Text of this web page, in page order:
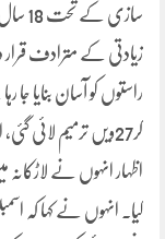
زیادتی کے مترادف قرار
راستوں کو آسان بنایا جا
کر27ویں ترمیم
اظہار انہوں نے
کیا۔ انہوں نے کہا کہ